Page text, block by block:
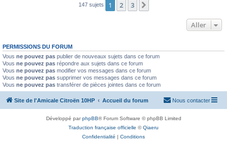
147 sujets 1 2 3
Aller
PERMISSIONS DU FORUM
Vous ne pouvez pas publier de nouveaux sujets dans ce forum
Vous ne pouvez pas répondre aux sujets dans ce forum
Vous ne pouvez pas modifier vos messages dans ce forum
Vous ne pouvez pas supprimer vos messages dans ce forum
Vous ne pouvez pas transférer de pièces jointes dans ce forum
Site de l'Amicale Citroën 10HP Accueil du forum Nous contacter
Développé parphpBB® Forum Software © phpBB Limited
Traduction française officielle ©Qiaeru
Confidentialité | Conditions